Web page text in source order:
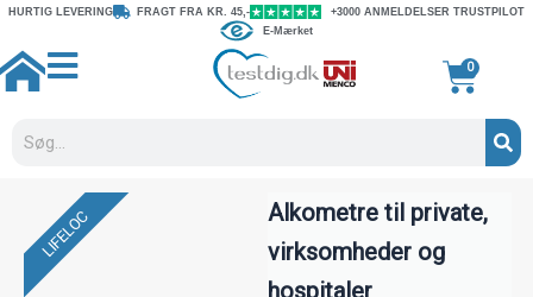
Gå
indholdet
HURTIG LEVERING FRAGT FRA KR. 45,-
+3000 ANMELDELSER TRUSTPILOT
E-Mærket
0
Kurv
Alkometre til private,
virksomheder og
hospitaler
LIFELOC